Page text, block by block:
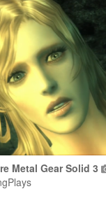
Metal Gear Solid 3